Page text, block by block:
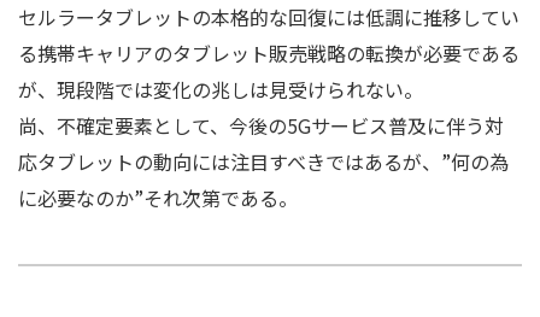
セルラータブレットの本格的な回復には低調に推移してい
る携帯キャリアのタブレット販売戦略の転換が必要である
が、現段階では変化の兆しは見受けられない。
尚、不確定要素として、今後の5Gサービス普及に伴う対
応タブレットの動向には注目すべきではあるが、”何の為
に必要なのか”それ次第である。